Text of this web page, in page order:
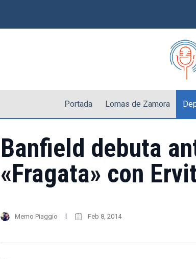
Portada Lomas de Zamora
Banfield debuta
«Fragata» con
Memo Piaggio Feb 8, 2014